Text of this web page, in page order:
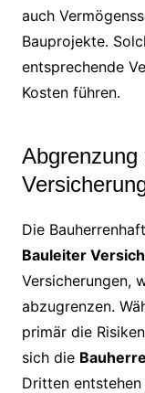
auch
Bauprojekte.
entsprechende
Kosten führen.
Abgrenzung
Die
Bauleiter
Versicherungen,
abzugrenzen.
primär die
sich die
Dritten